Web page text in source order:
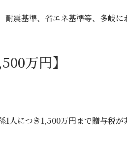
震基準、省エネ基準等、多岐に
万円】
人につき1,500万円まで贈与税